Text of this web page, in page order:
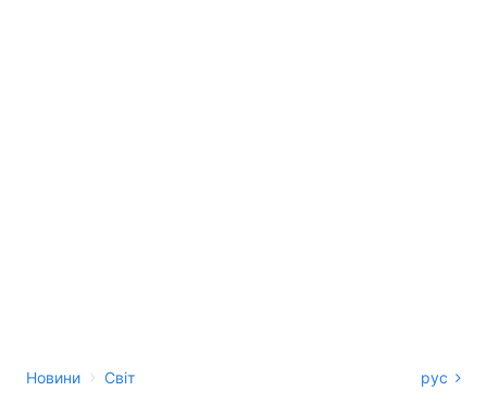
Новини › Світ рус